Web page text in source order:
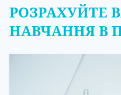
РОЗРАХУЙТЕ
НАВЧАННЯ В